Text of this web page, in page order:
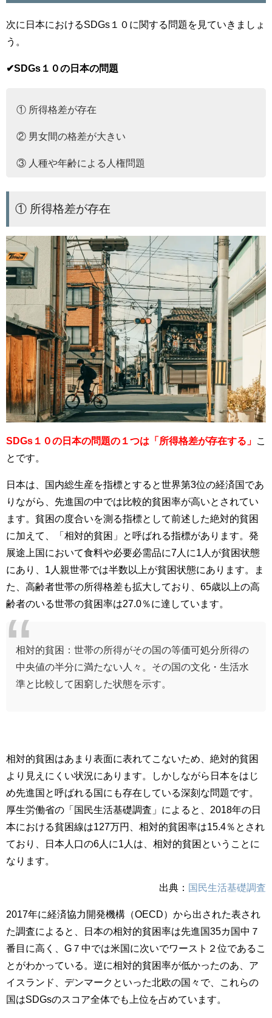
次に日本におけるSDGs１０に関する問題を見ていきましょ
う。
✔︎SDGs１０の日本の問題
① 所得格差が存在
② 男女間の格差が大きい
③ 人種や年齢による人権問題
① 所得格差が存在
SDGs１０の日本の問題の１つは「所得格差が存在する」
こ
とです。
日本は、国内総生産を指標とすると世界第3位の経済国であ
りながら、先進国の中では比較的貧困率が高いとされてい
ます。貧困の度合いを測る指標として前述した絶対的貧困
に加えて、「相対的貧困」と呼ばれる指標があります。発
展途上国において食料や必要必需品に7人に1人が貧困状態
にあり、1人親世帯では半数以上が貧困状態にあります。ま
た、高齢者世帯の所得格差も拡大しており、65歳以上の高
齢者のいる世帯の貧困率は27.0％に達しています。
相対的貧困：世帯の所得がその国の等価可処分所得の
中央値の半分に満たない人々。その国の文化・生活水
準と比較して困窮した状態を示す。
相対的貧困はあまり表面に表れてこないため、絶対的貧困
より見えにくい状況にあります。しかしながら日本をはじ
め先進国と呼ばれる国にも存在している深刻な問題です。
厚生労働省の「国民生活基礎調査」によると、2018年の日
本における貧困線は127万円、相対的貧困率は15.4％とされ
ており、日本人口の6人に1人は、相対的貧困ということに
なります。
出典： 国民生活基礎調査
2017年に経済協力開発機構（OECD）から出された表され
た調査によると、日本の相対的貧困率は先進国35カ国中７
番目に高く、G７中では米国に次いでワースト２位であるこ
とがわかっている。逆に相対的貧困率が低かったのあ、ア
イスランド、デンマークといった北欧の国々で、これらの
国はSDGsのスコア全体でも上位を占めています。